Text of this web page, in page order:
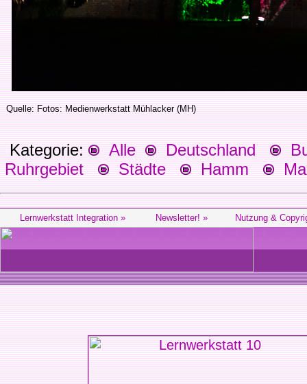
Quelle: Fotos: Medienwerkstatt Mühlacker (MH)
Kategorie: Alle Deutschland
Ruhrgebiet
Städte Hamm
Lernwerkstatt Integration » Newsletter! » Nutzung &